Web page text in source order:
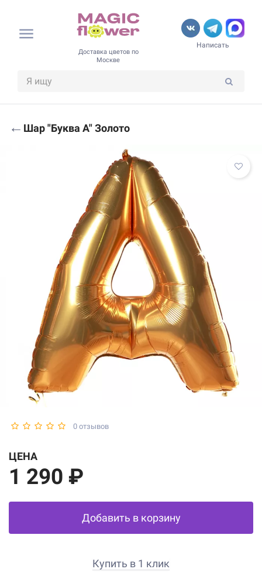
Доставка цветов по
Москве
Написать
← Шар "Буква A" Золото
0 отзывов
ЦЕНА
1 290 ₽
Добавить в корзину
Купить в 1 клик